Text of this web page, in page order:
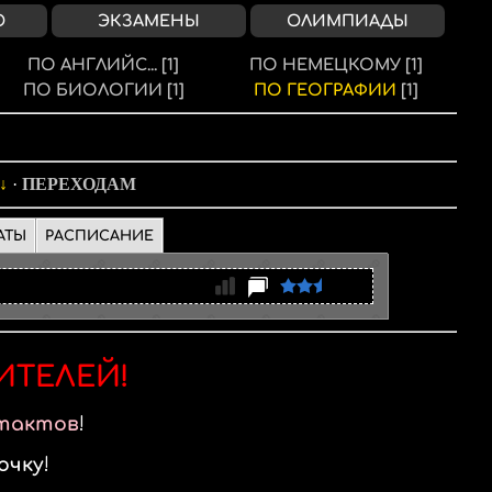
ПО АНГЛИЙС... [1] ПО НЕМЕЦКОМУ [1]
ПО БИОЛОГИИ [1] ПО ГЕОГРАФИИ [1]
· ПЕРЕХОДАМ
РАСПИСАНИЕ
ЭКЗАМЕНЫ ОЛИМПИАДЫ